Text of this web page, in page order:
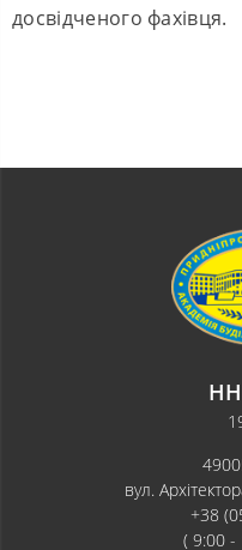
досвідченого фахівця.
вул.
+38
( 9:00